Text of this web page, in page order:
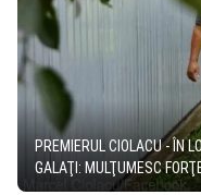
PREMIERUL CIOLACU - ÎN
GALAŢI: MULŢUMESC